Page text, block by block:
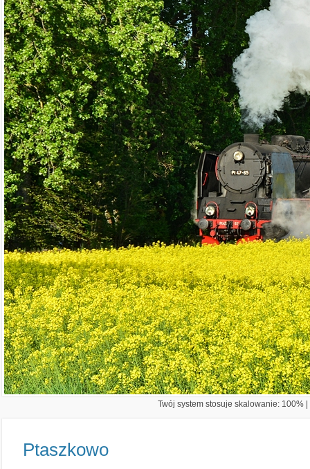
Twój system stosuje skalowanie: 100%
Ptaszkowo